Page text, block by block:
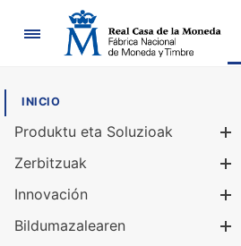
Nabigazioa
INICIO
Produktu eta Soluzioak
Zerbitzuak
Innovación
Bildumazalearen